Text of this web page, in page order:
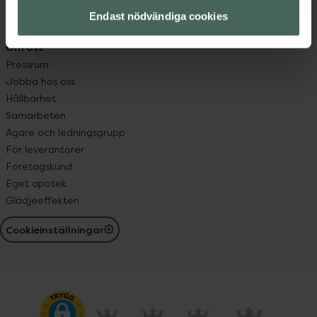
Endast nödvändiga cookies
Elektroniskt expertstöd, EES
Om oss
Pressrum
Jobba hos oss
Hållbarhet
Samarbeten
Ägare och ledningsgrupp
För leverantörer
Företagskund
Eget apotek
Glädjeeffekten
Cookieinställningar